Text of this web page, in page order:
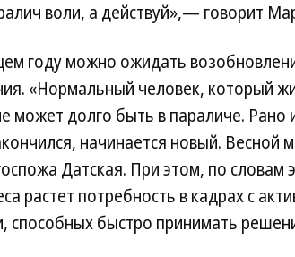
воли, а действуй»,— говорит
году можно ожидать
«Нормальный человек, который
может долго быть в параличе. Рано
начинается новый. Весной
Датская. При этом, по словам
растет потребность в кадрах с
способных быстро принимать